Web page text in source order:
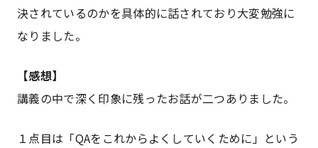
決されているのかを具体的に話されており大変勉強に
なりました。
【感想】
講義の中で深く印象に残ったお話が二つありました。
１点目は「QAをこれからよくしていくために」という